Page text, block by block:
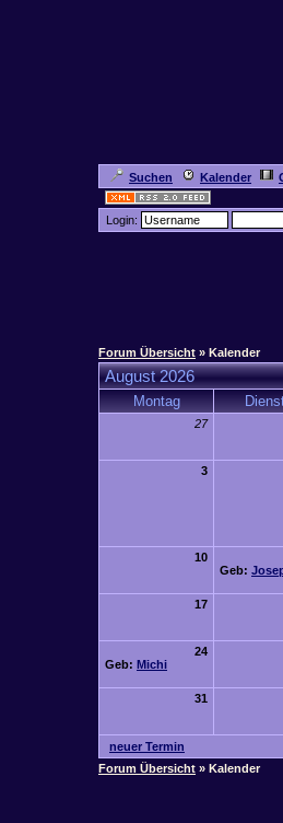
Suchen Kalender
Login:
Forum Übersicht » Kalender
August 2026
Montag
27
3
10
Geb:
17
24
Geb: Michi
31
neuer Termin
Forum Übersicht » Kalender